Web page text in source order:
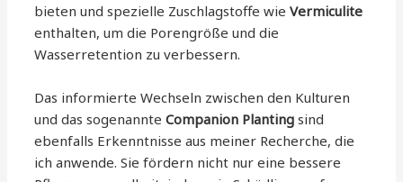
bieten und spezielle Zuschlagstoffe wieVermiculite
enthalten, um die Porengröße und die
Wasserretention zu verbessern.
Das informierte Wechseln zwischen den Kulturen
und das sogenannteCompanion Planting sind
ebenfalls Erkenntnisse aus meiner Recherche, die
ich anwende. Sie fördern nicht nur eine bessere